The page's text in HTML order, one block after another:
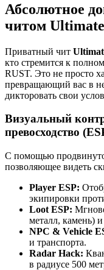
Абсолютное
читом Ultimate
Приватный чит
кто стремится к
RUST. Это не просто
превращающий вас в
дикторовать свои
Визуальный
превосходство
С помощью
позволяющее видеть
Player ESP:
экипировки
Loot ESP:
металл, камень)
NPC & Vehicle
и транспорта.
Radar Hack:
в радиусе 500